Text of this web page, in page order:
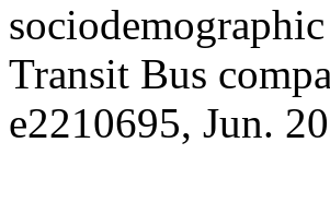
Transit Bus
e2210695, Jun.